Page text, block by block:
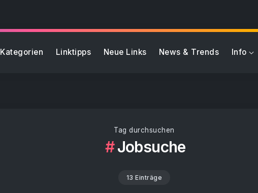
Kategorien Linktipps Neue Links News & Trends Info
Tag durchsuchen
Jobsuche
13 Einträge